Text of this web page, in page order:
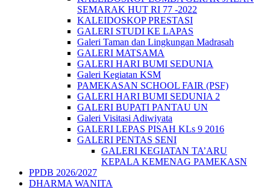
SEMARAK HUT RI 77 -2022
KALEIDOSKOP PRESTASI
GALERI STUDI KE LAPAS
Galeri Taman dan Lingkungan Madrasah
GALERI MATSAMA
GALERI HARI BUMI SEDUNIA
Galeri Kegiatan KSM
PAMEKASAN SCHOOL FAIR (PSF)
GALERI HARI BUMI SEDUNIA 2
GALERI BUPATI PANTAU UN
Galeri Visitasi Adiwiyata
GALERI LEPAS PISAH KLs 9 2016
GALERI PENTAS SENI
GALERI KEGIATAN TA’ARU
KEPALA KEMENAG PAMEKASN
PPDB 2026/2027
DHARMA WANITA